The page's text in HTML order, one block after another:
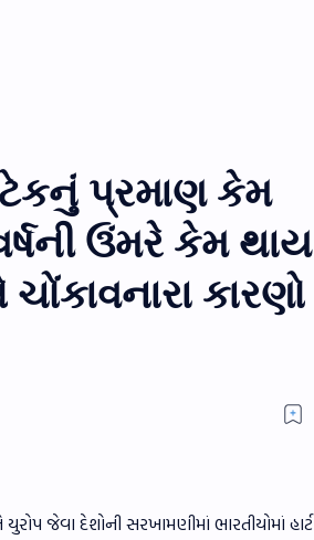
પ્રમાણ કેમ
ઉંમરે કેમ થાય
કારણો
જેવા દેશોની સરખામણીમાં ભારતીયોમાં હાર્ટ